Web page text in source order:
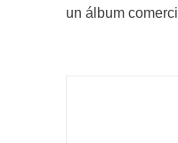
un álbum